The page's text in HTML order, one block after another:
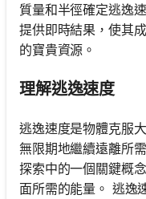
質量和半徑確定逃逸
提供即時結果，使其
的寶貴資源。
理解逃逸速度
逃逸速度是物體克服
無限期地繼續遠離所
探索中的一個關鍵概
面所需的能量。 逃逸